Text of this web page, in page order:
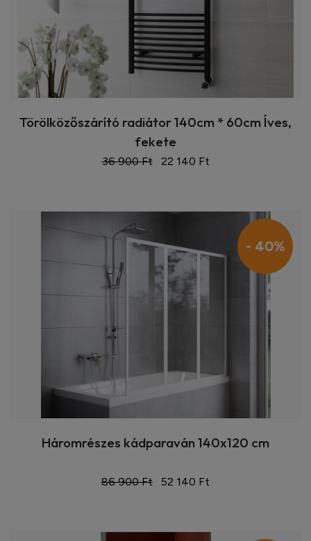
Törölközőszárító radiátor 140cm * 60cm Íves,
fekete
36 900 Ft 22 140 Ft
- 40%
Háromrészes kádparaván 140x120 cm
86 900 Ft 52 140 Ft